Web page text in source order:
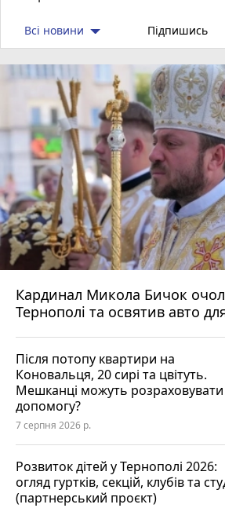
Всі новини Підпишись
Кардинал Микола Бичок
Тернополі та освятив авто
Після потопу квартири на
Коновальця, 20 сирі та цвітуть.
Мешканці можуть
допомогу?
7 серпня 2026 р.
Розвиток дітей у Тернополі 2026:
огляд гуртків, секцій, клубів та
(партнерський проєкт)